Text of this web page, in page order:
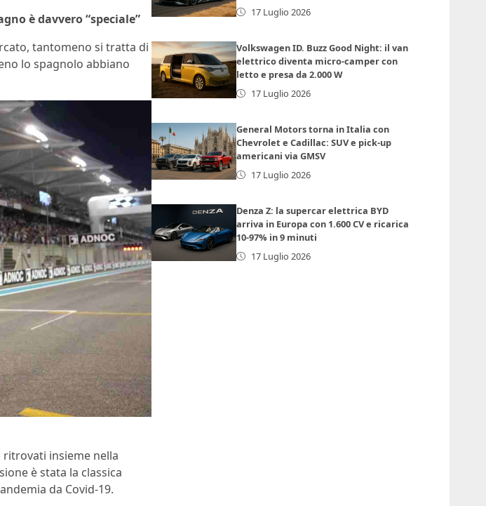
è davvero “speciale”
tantomeno si tratta di
lo spagnolo abbiano
insieme nella
è stata la classica
da Covid-19.
17 Luglio 2026
Volkswagen ID. Buzz Good Night: il van
elettrico diventa micro-camper con
letto e presa da 2.000 W
17 Luglio 2026
General Motors torna in Italia con
Chevrolet e Cadillac: SUV e pick-up
americani via GMSV
17 Luglio 2026
Denza Z: la supercar elettrica BYD
arriva in Europa con 1.600 CV e ricarica
10-97% in 9 minuti
17 Luglio 2026